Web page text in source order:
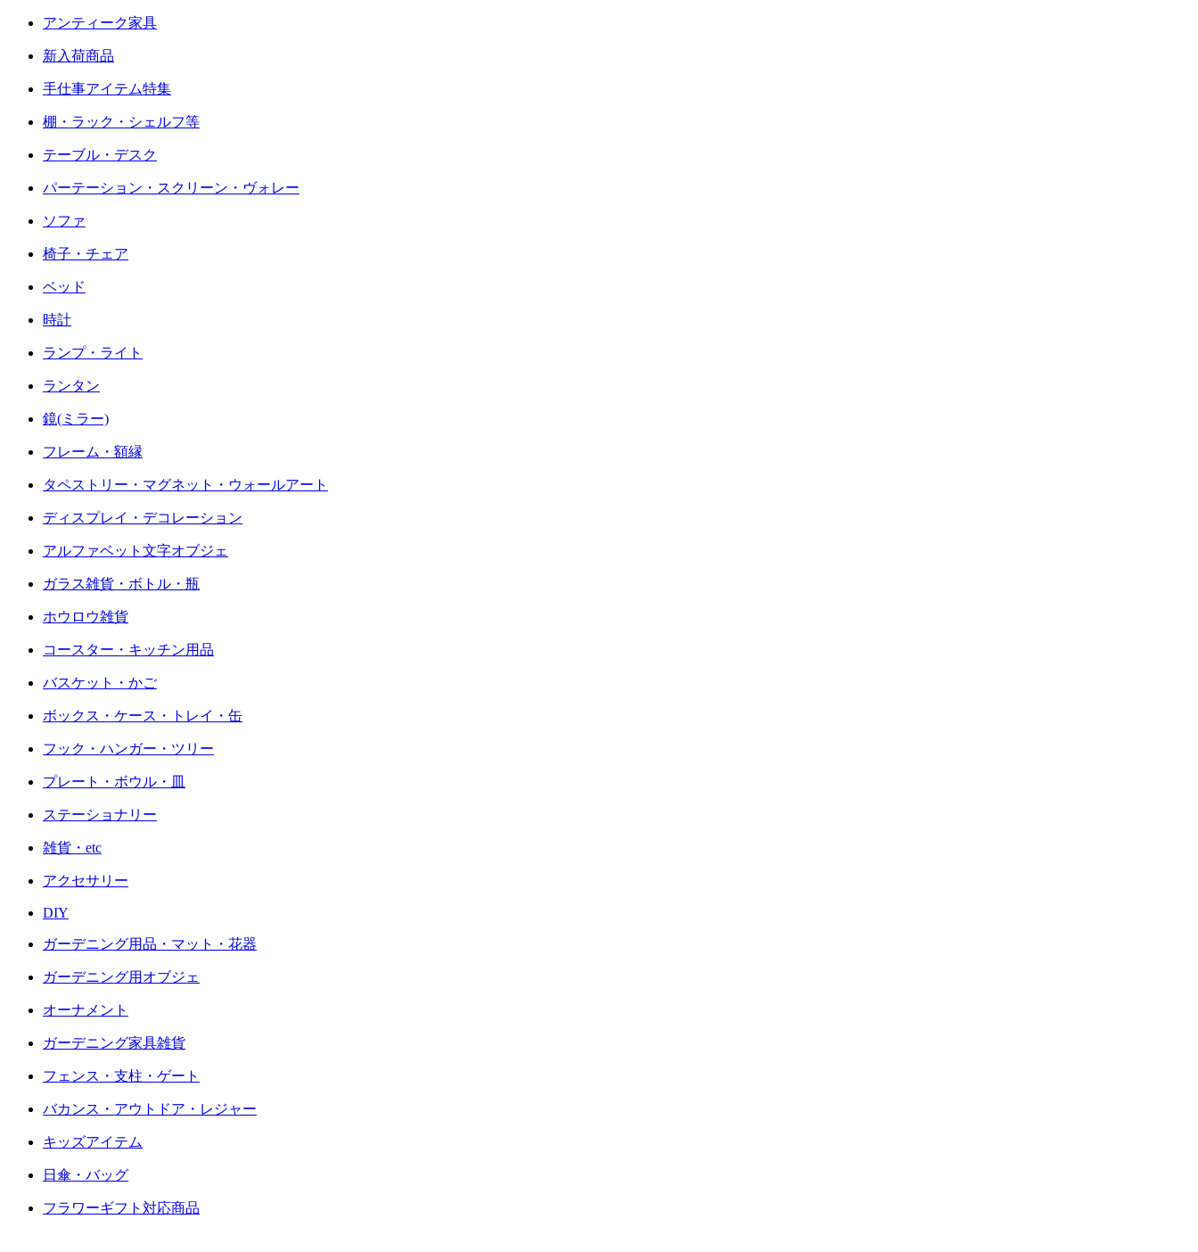
アンティーク家具
新入荷商品
手仕事アイテム特集
棚・ラック・シェルフ等
テーブル・デスク
パーテーション・スクリーン・ヴォレー
ソファ
椅子・チェア
ベッド
時計
ランプ・ライト
ランタン
鏡(ミラー)
フレーム・額縁
タペストリー・マグネット・ウォールアート
ディスプレイ・デコレーション
アルファベット文字オブジェ
ガラス雑貨・ボトル・瓶
ホウロウ雑貨
コースター・キッチン用品
バスケット・かご
ボックス・ケース・トレイ・缶
フック・ハンガー・ツリー
プレート・ボウル・皿
ステーショナリー
雑貨・etc
アクセサリー
DIY
ガーデニング用品・マット・花器
ガーデニング用オブジェ
オーナメント
ガーデニング家具雑貨
フェンス・支柱・ゲート
バカンス・アウトドア・レジャー
キッズアイテム
日傘・バッグ
フラワーギフト対応商品